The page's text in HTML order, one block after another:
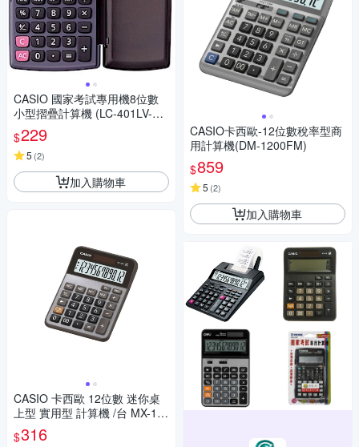
CASIO 國家考試專用機8位數
小型摺疊計算機 (LC-401LV-B
K)
$229
5 (2)
加入購物車
CASIO 卡西歐 12位數 迷你桌
上型 實用型 計算機 /台 MX-12
$316
CASIO卡西歐-12位數稅率型商
用計算機(DM-1200FM)
$859
5 (2)
加入購物車